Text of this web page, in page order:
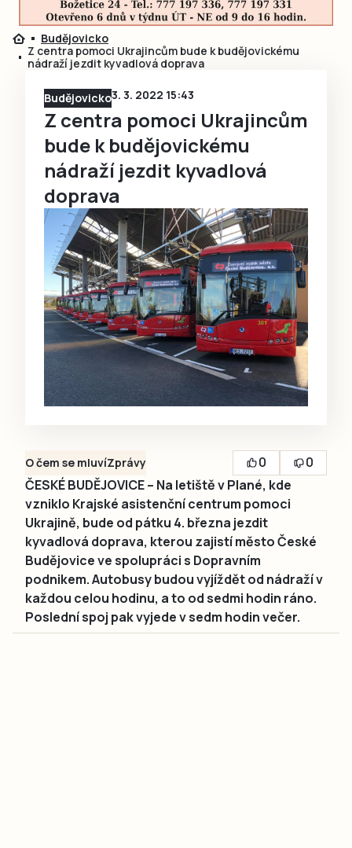
Budějovicko
Z centra pomoci Ukrajincům bude k budějovickému
nádraží jezdit kyvadlová doprava
Budějovicko3. 3. 2022 15:43
Z centra pomoci Ukrajincům
bude k budějovickému
nádraží jezdit kyvadlová
doprava
O čem se mluvíZprávy 0
0
ČESKÉ BUDĚJOVICE – Na letiště v Plané, kde
vzniklo Krajské asistenční centrum pomoci
Ukrajině, bude od pátku 4. března jezdit
kyvadlová doprava, kterou zajistí město České
Budějovice ve spolupráci s Dopravním
podnikem. Autobusy budou vyjíždět od nádraží v
každou celou hodinu, a to od sedmi hodin ráno.
Poslední spoj pak vyjede v sedm hodin večer.